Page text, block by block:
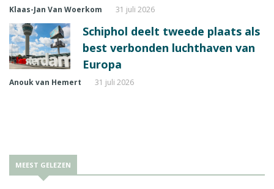
Klaas-Jan Van Woerkom 31 juli 2026
Schiphol deelt tweede plaats als
best verbonden luchthaven van
Europa
Anouk van Hemert 31 juli 2026
MEEST GELEZEN